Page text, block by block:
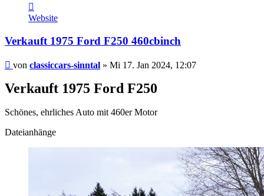
von
classiccars-
sinntal
Website
Verkauft 1975 Ford F250 460cbinch
Beitrag
von classiccars-sinntal » Mi 17. Jan 2024, 12:07
Verkauft 1975 Ford F250
Schönes, ehrliches Auto mit 460er Motor
Dateianhänge